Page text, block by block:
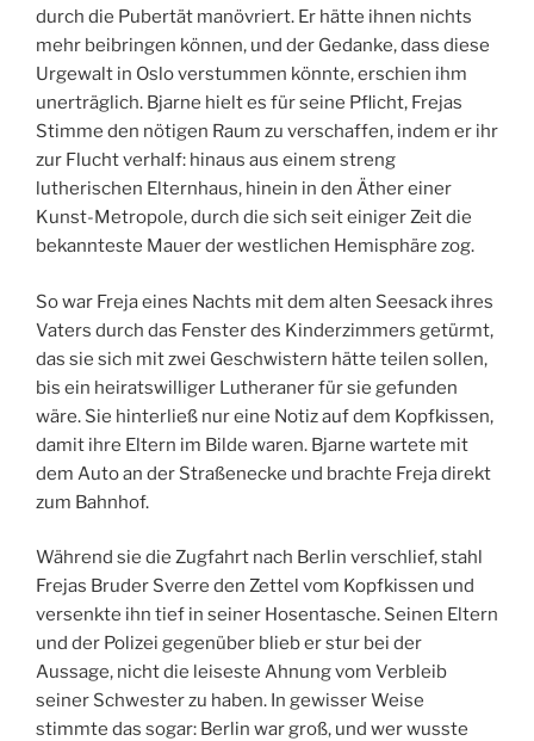
durch die Pubertät manövriert. Er hätte ihnen nichts
mehr beibringen können, und der Gedanke, dass diese
Urgewalt in Oslo verstummen könnte, erschien ihm
unerträglich. Bjarne hielt es für seine Pflicht, Frejas
Stimme den nötigen Raum zu verschaffen, indem er ihr
zur Flucht verhalf: hinaus aus einem streng
lutherischen Elternhaus, hinein in den Äther einer
Kunst-Metropole, durch die sich seit einiger Zeit die
bekannteste Mauer der westlichen Hemisphäre zog.
So war Freja eines Nachts mit dem alten Seesack ihres
Vaters durch das Fenster des Kinderzimmers getürmt,
das sie sich mit zwei Geschwistern hätte teilen sollen,
bis ein heiratswilliger Lutheraner für sie gefunden
wäre. Sie hinterließ nur eine Notiz auf dem Kopfkissen,
damit ihre Eltern im Bilde waren. Bjarne wartete mit
dem Auto an der Straßenecke und brachte Freja direkt
zum Bahnhof.
Während sie die Zugfahrt nach Berlin verschlief, stahl
Frejas Bruder Sverre den Zettel vom Kopfkissen und
versenkte ihn tief in seiner Hosentasche. Seinen Eltern
und der Polizei gegenüber blieb er stur bei der
Aussage, nicht die leiseste Ahnung vom Verbleib
seiner Schwester zu haben. In gewisser Weise
stimmte das sogar: Berlin war groß, und wer wusste